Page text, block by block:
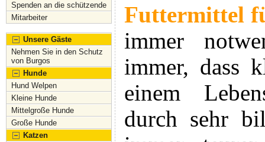
Spenden an die schützende
Mitarbeiter
Unsere Gäste
Nehmen Sie in den Schutz
von Burgos
Hunde
Hund Welpen
Kleine Hunde
Mittelgroße Hunde
Große Hunde
Katzen
Futtermittel
immer
immer, dass
einem
durch sehr